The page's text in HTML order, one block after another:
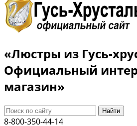
«Люстры из Гусь-
Официальный
магазин»
Найти
8-800-350-44-14